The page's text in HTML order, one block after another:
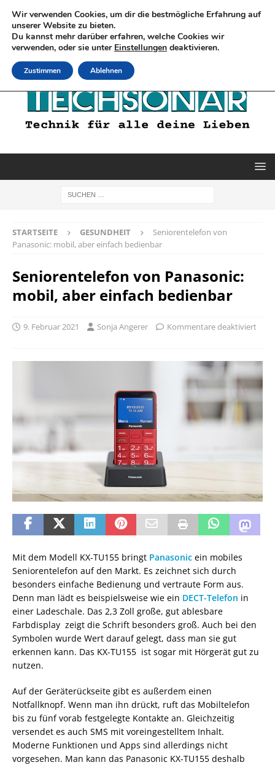
STARTSEITE GESUNDHEIT
Seniorentelefon von
Panasonic: mobil, aber einfach bedienbar
Seniorentelefon von Panasonic:
mobil, aber einfach bedienbar
9. Februar 2021 Sonja Angerer Kommentare deaktiviert
Mit dem Modell KX-TU155 bringt Panasonic ein mobiles
Seniorentelefon auf den Markt. Es zeichnet sich durch
besonders einfache Bedienung und vertraute Form aus.
Denn man lädt es beispielsweise wie ein DECT-Telefon in
einer Ladeschale. Das 2,3 Zoll große, gut ablesbare
Farbdisplay zeigt die Schrift besonders groß. Auch bei den
Symbolen wurde Wert darauf gelegt, dass man sie gut
erkennen kann. Das KX-TU155 ist sogar mit Hörgerät gut zu
nutzen.
Auf der Geräterückseite gibt es außerdem einen
Notfallknopf. Wenn man ihn drückt, ruft das Mobiltelefon
bis zu fünf vorab festgelegte Kontakte an. Gleichzeitig
versendet es auch SMS mit voreingestelltem Inhalt.
Moderne Funktionen und Apps sind allerdings nicht
vorgesehen. Man kann das Panasonic KX-TU155 deshalb
Wir verwenden Cookies, um dir die bestmögliche Erfahrung auf
unserer Website zu bieten.
Du kannst mehr darüber erfahren, welche Cookies wir
verwenden, oder sie unter Einstellungen deaktivieren.
Zustimmen Ablehnen